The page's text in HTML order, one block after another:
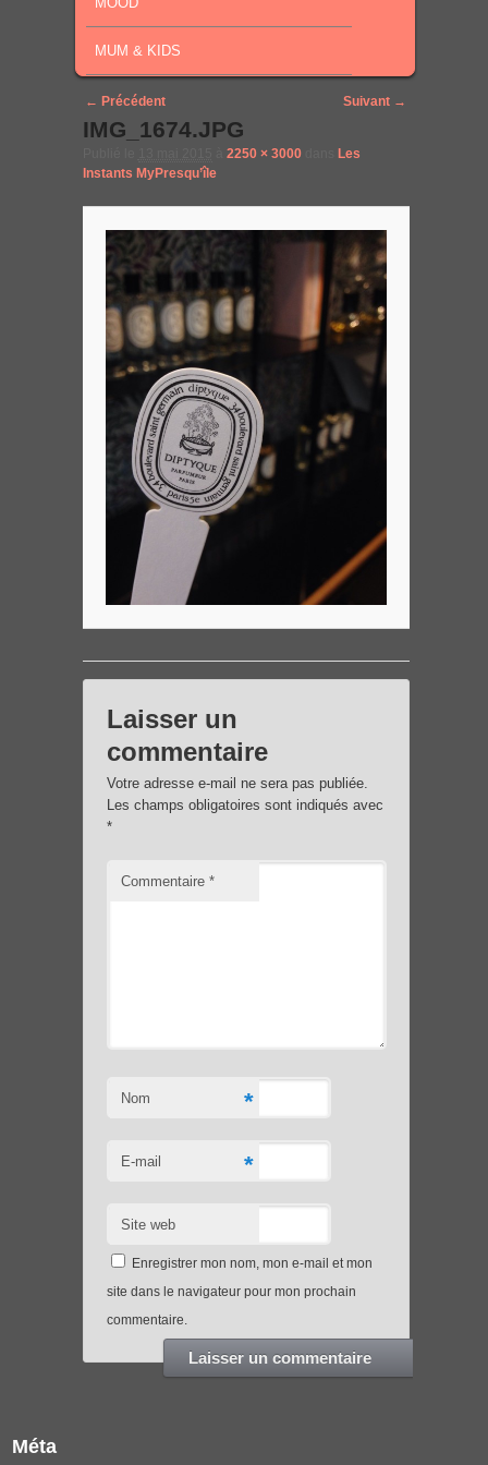
MUM & KIDS
Image navigation
← Précédent Suivant →
IMG_1674.JPG
2250 × 3000dans Les
Instants MyPresqu’île
Laisser un
commentaire
Votre adresse e-mail ne sera pas publiée.
Les champs obligatoires sont indiqués avec
*
Commentaire *
Nom *
E-mail *
Site web
Enregistrer mon nom, mon e-mail et mon
site dans le navigateur pour mon prochain
commentaire.
Méta